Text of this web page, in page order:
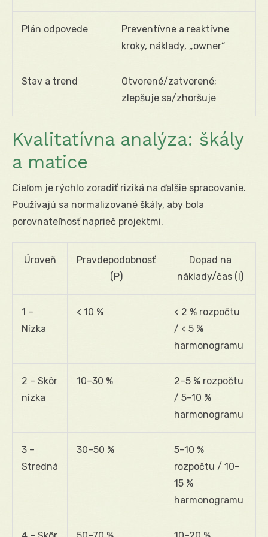
Plán odpovede
Preventívne a reaktívne
kroky, náklady, „owner“
Stav a trend
Otvorené/zatvorené;
zlepšuje sa/zhoršuje
Kvalitatívna analýza: škály
a matice
Cieľom je rýchlo zoradiť riziká na ďalšie spracovanie.
Používajú sa normalizované škály, aby bola
porovnateľnosť naprieč projektmi.
Úroveň
Pravdepodobnosť
(P)
Dopad na
náklady/čas (I)
1 –
Nízka
< 10 %
< 2 % rozpočtu
/ < 5 %
harmonogramu
2 – Skôr
nízka
10–30 %
2–5 % rozpočtu
/ 5–10 %
harmonogramu
3 –
Stredná
30–50 %
5–10 %
rozpočtu / 10–
15 %
harmonogramu